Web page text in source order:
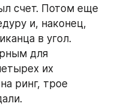
счет. Потом еще
и, наконец,
в угол.
для
их
ринг, трое